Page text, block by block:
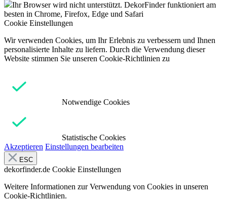
Ihr Browser wird nicht unterstützt. DekorFinder funktioniert am
besten in Chrome, Firefox, Edge und Safari
Cookie Einstellungen
Wir verwenden Cookies, um Ihr Erlebnis zu verbessern und Ihnen
personalisierte Inhalte zu liefern. Durch die Verwendung dieser
Website stimmen Sie unseren Cookie-Richtlinien zu
Notwendige Cookies
Statistische Cookies
Akzeptieren Einstellungen bearbeiten
ESC
dekorfinder.de Cookie Einstellungen
Weitere Informationen zur Verwendung von Cookies in unseren
Cookie-Richtlinien.